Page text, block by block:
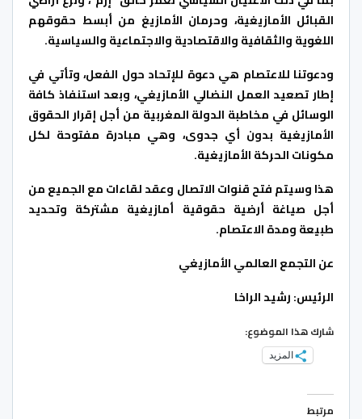
القبائل الأمازيغية، وحرمان الأمازيغ من أبسط حقوقهم
اللغوية والثقافية والاقتصادية والاجتماعية والسياسية.
ودعوتنا للاعتصام هي دعوة للإتحاد حول الفعل، وتأتي في
إطار تصعيد العمل النضالي الأمازيغي، وبعد استنفاذ كافة
الوسائل في مخاطبة الدولة المغربية من أجل إقرار الحقوق
الأمازيغية بدون أي جدوى، وهي مبادرة مفتوحة لكل
مكونات الحركة الأمازيغية.
هذا وسيتم فتح قنوات الاتصال وعقد لقاءات مع الجميع من
أجل صياغة أرضية حقوقية أمازيغية مشتركة وتحديد
طبيعة ومدة الاعتصام.
عن التجمع العالمي الأمازيغي
الرئيس: رشيد الراخا
شارك هذا الموضوع:
المزيد
مرتبط